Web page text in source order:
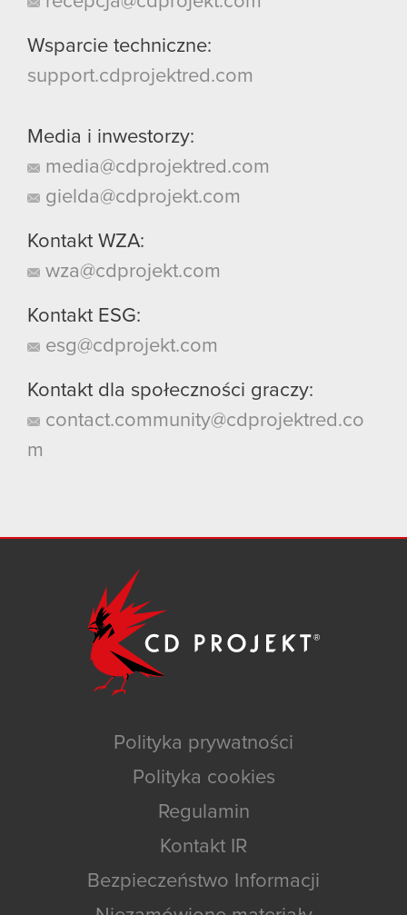
Wsparcie techniczne:
support.cdprojektred.com
Media i inwestorzy:
media@cdprojektred.com
gielda@cdprojekt.com
Kontakt WZA:
wza@cdprojekt.com
Kontakt ESG:
esg@cdprojekt.com
Kontakt dla społeczności graczy:
contact.community@cdprojektred.co
m
Polityka prywatności
Polityka cookies
Regulamin
Kontakt IR
Bezpieczeństwo Informacji